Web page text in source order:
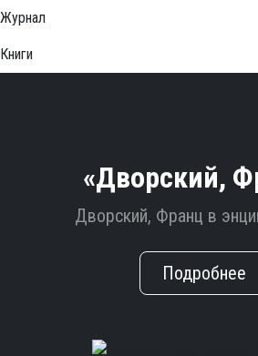
Журнал
Книги
«Дворский,
Дворский, Франц в
Подробнее